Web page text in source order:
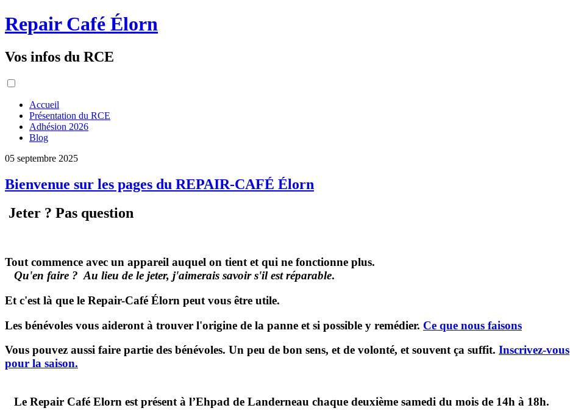
Repair Café Élorn
Vos infos du RCE
Accueil
Présentation du RCE
Adhésion 2026
Blog
05 septembre 2025
Bienvenue sur les pages du REPAIR-CAFÉ Élorn
Jeter ? Pas question
Tout commence avec un appareil auquel on tient et qui ne fonctionne plus.
Qu'en faire ? Au lieu de le jeter, j'aimerais savoir s'il est réparable.
Et c'est là que le Repair-Café Élorn peut vous être utile.
Les bénévoles vous aideront à trouver l'origine de la panne et si possible y remédier. Ce que nous faisons
Vous pouvez aussi faire partie des bénévoles. Un peu de bon sens, et de volonté, et souvent ça suffit. Inscrivez-vous
pour la saison.
Le Repair Café Elorn est présent à l’Ehpad de Landerneau chaque deuxième samedi du mois de 14h à 18h.